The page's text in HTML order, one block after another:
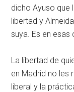
dicho Ayuso que
libertad y
suya. Es en esas
La libertad de
en Madrid no les
liberal y la